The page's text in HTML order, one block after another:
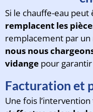
Si le chauffe-eau
remplacent les
remplacement par un
nous nous
vidange pour
Facturation et
Une fois